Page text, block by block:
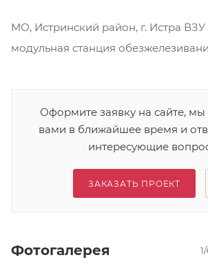
МО, Истринский район, г. Истра
модульная станция
Оформите заявку на сайте, мы
вами в ближайшее время и
интересующие
ЗАКАЗАТЬ ПРОЕКТ
Фотогалерея